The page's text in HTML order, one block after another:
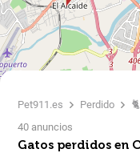
Pet911.es Perdido
40 anuncios
Gatos perdidos en